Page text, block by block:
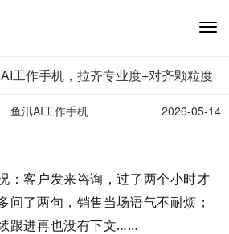
工作手机，拉齐专业度+对齐颗粒度
鱼汛AI工作手机 2026-05-14
：客户发来咨询，过了两个小时才
问了两句，销售当场语气不耐烦；
跟进再也没有下文……